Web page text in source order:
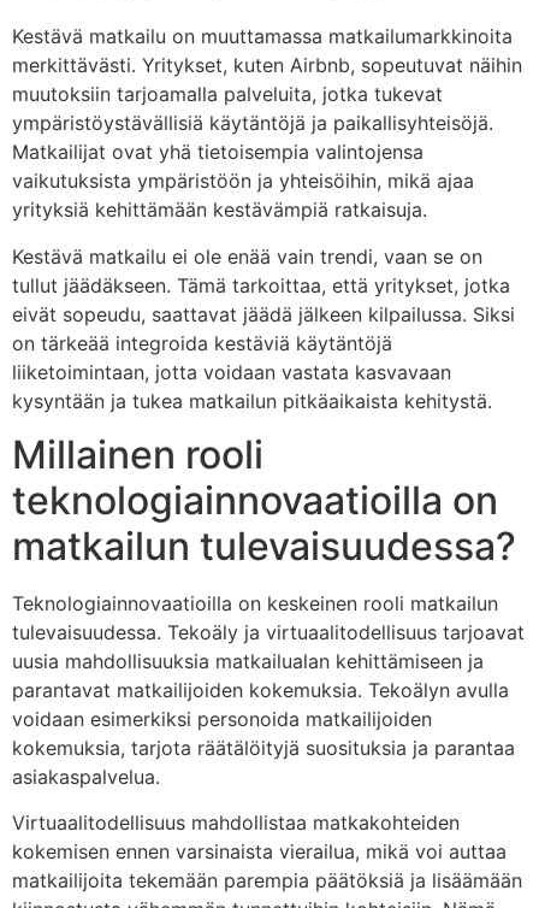
Kestävä matkailu on muuttamassa matkailumarkkinoita
merkittävästi. Yritykset, kuten Airbnb, sopeutuvat näihin
muutoksiin tarjoamalla palveluita, jotka tukevat
ympäristöystävällisiä käytäntöjä ja paikallisyhteisöjä.
Matkailijat ovat yhä tietoisempia valintojensa
vaikutuksista ympäristöön ja yhteisöihin, mikä ajaa
yrityksiä kehittämään kestävämpiä ratkaisuja.
Kestävä matkailu ei ole enää vain trendi, vaan se on
tullut jäädäkseen. Tämä tarkoittaa, että yritykset, jotka
eivät sopeudu, saattavat jäädä jälkeen kilpailussa. Siksi
on tärkeää integroida kestäviä käytäntöjä
liiketoimintaan, jotta voidaan vastata kasvavaan
kysyntään ja tukea matkailun pitkäaikaista kehitystä.
Millainen rooli
teknologiainnovaatioilla on
matkailun tulevaisuudessa?
Teknologiainnovaatioilla on keskeinen rooli matkailun
tulevaisuudessa. Tekoäly ja virtuaalitodellisuus tarjoavat
uusia mahdollisuuksia matkailualan kehittämiseen ja
parantavat matkailijoiden kokemuksia. Tekoälyn avulla
voidaan esimerkiksi personoida matkailijoiden
kokemuksia, tarjota räätälöityjä suosituksia ja parantaa
asiakaspalvelua.
Virtuaalitodellisuus mahdollistaa matkakohteiden
kokemisen ennen varsinaista vierailua, mikä voi auttaa
matkailijoita tekemään parempia päätöksiä ja lisäämään